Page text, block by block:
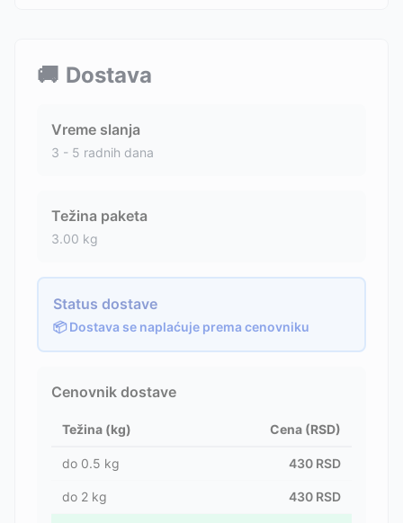
🚚 Dostava
Vreme slanja
3 - 5 radnih dana
Težina paketa
3.00 kg
Status dostave
📦 Dostava se naplaćuje prema cenovniku
Cenovnik dostave
Težina (kg) Cena (RSD)
do 0.5 kg 430 RSD
do 2 kg 430 RSD